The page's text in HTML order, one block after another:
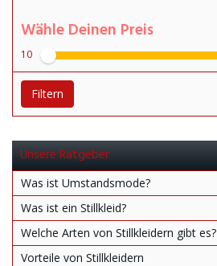
Wähle Deinen Preis
10
Filtern
Unsere Ratgeber
Was ist Umstandsmode?
Was ist ein Stillkleid?
Welche Arten von Stillkleidern gibt es?
Vorteile von Stillkleidern